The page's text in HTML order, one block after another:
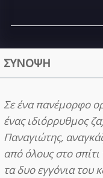
ΣΥΝΟΨΗ
Σε ένα πανέμορφο
ένας ιδιόρρυθμος
Παναγιώτης,
από όλους στο
τα δυο εγγόνια του